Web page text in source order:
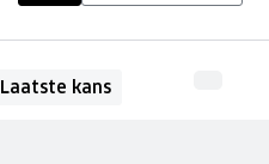
Laatste kans